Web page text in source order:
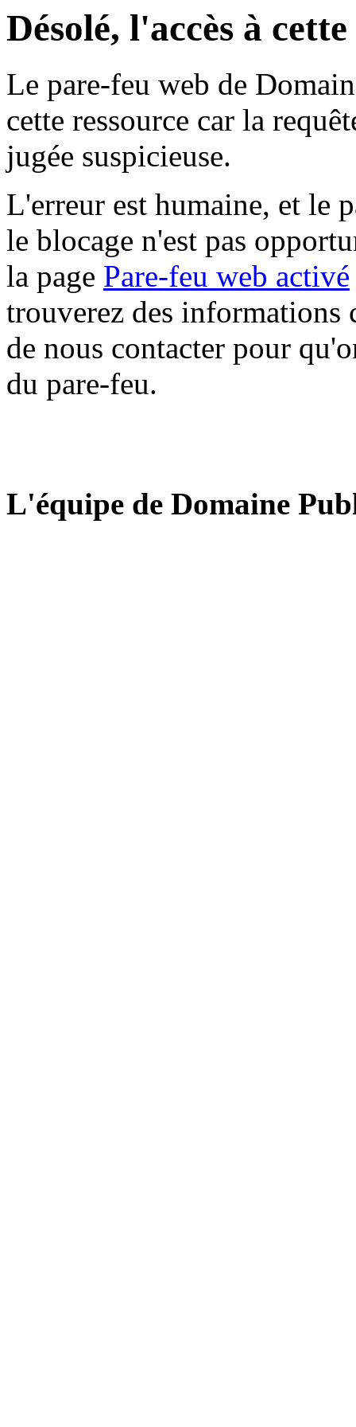
Désolé, l'accès à
Le pare-feu web de
cette ressource car la
jugée suspicieuse.
L'erreur est humaine, et le
le blocage n'est pas
la page Pare-feu web activé
trouverez des informations
de nous contacter pour
du pare-feu.
L'équipe de Domaine